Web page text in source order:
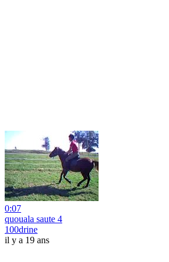
0:07
quouala saute 4
100drine
il y a 19 ans